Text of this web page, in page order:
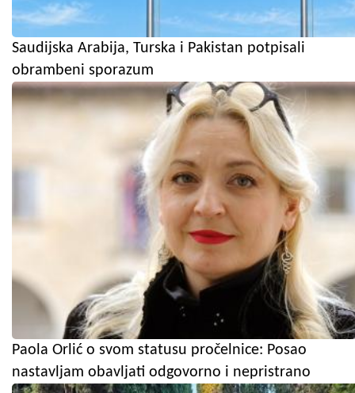
Saudijska Arabija, Turska i Pakistan potpisali
obrambeni sporazum
Paola Orlić o svom statusu pročelnice: Posao
nastavljam obavljati odgovorno i nepristrano